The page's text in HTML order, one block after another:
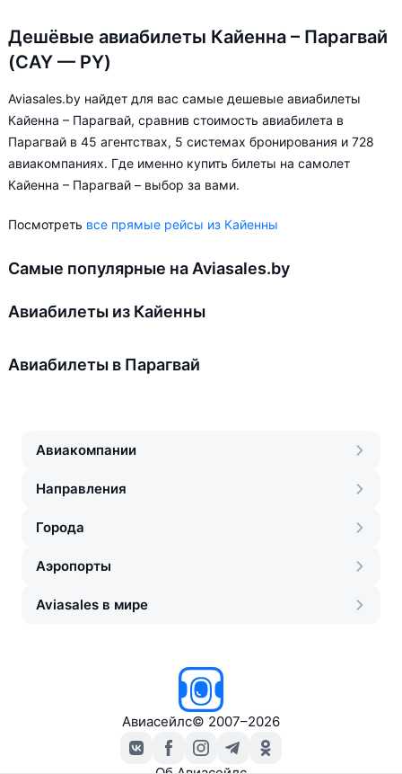
Дешёвые авиабилеты Кайенна – Парагвай
(CAY — PY)
Aviasales.by найдет для вас самые дешевые авиабилеты
Кайенна – Парагвай, сравнив стоимость авиабилета в
Парагвай в 45 агентствах, 5 системах бронирования и 728
авиакомпаниях. Где именно купить билеты на самолет
Кайенна – Парагвай – выбор за вами.
Посмотреть все прямые рейсы из Кайенны
Самые популярные на Aviasales.by
Авиабилеты из Кайенны
Авиабилеты в Парагвай
Авиакомпании
Направления
Города
Аэропорты
Aviasales в мире
Авиасейлс© 2007–2026